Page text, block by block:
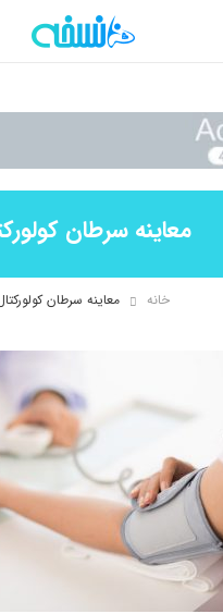
معاینه سرطان
خانه معاینه سرطان